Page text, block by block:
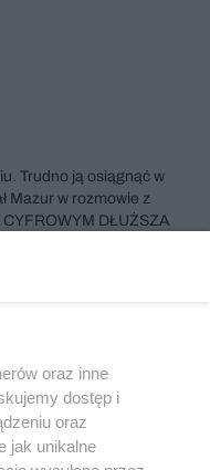
Trudno ją osiągnąć w
Mazur w rozmowie z
DŁUŻSZA
?
oraz inne
dostęp i
oraz
jak unikalne